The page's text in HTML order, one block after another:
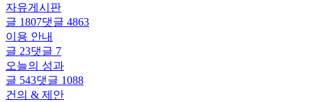
자유게시판
글 1807댓글 4863
이용 안내
글 23댓글 7
오늘의 성과
글 543댓글 1088
건의 & 제안